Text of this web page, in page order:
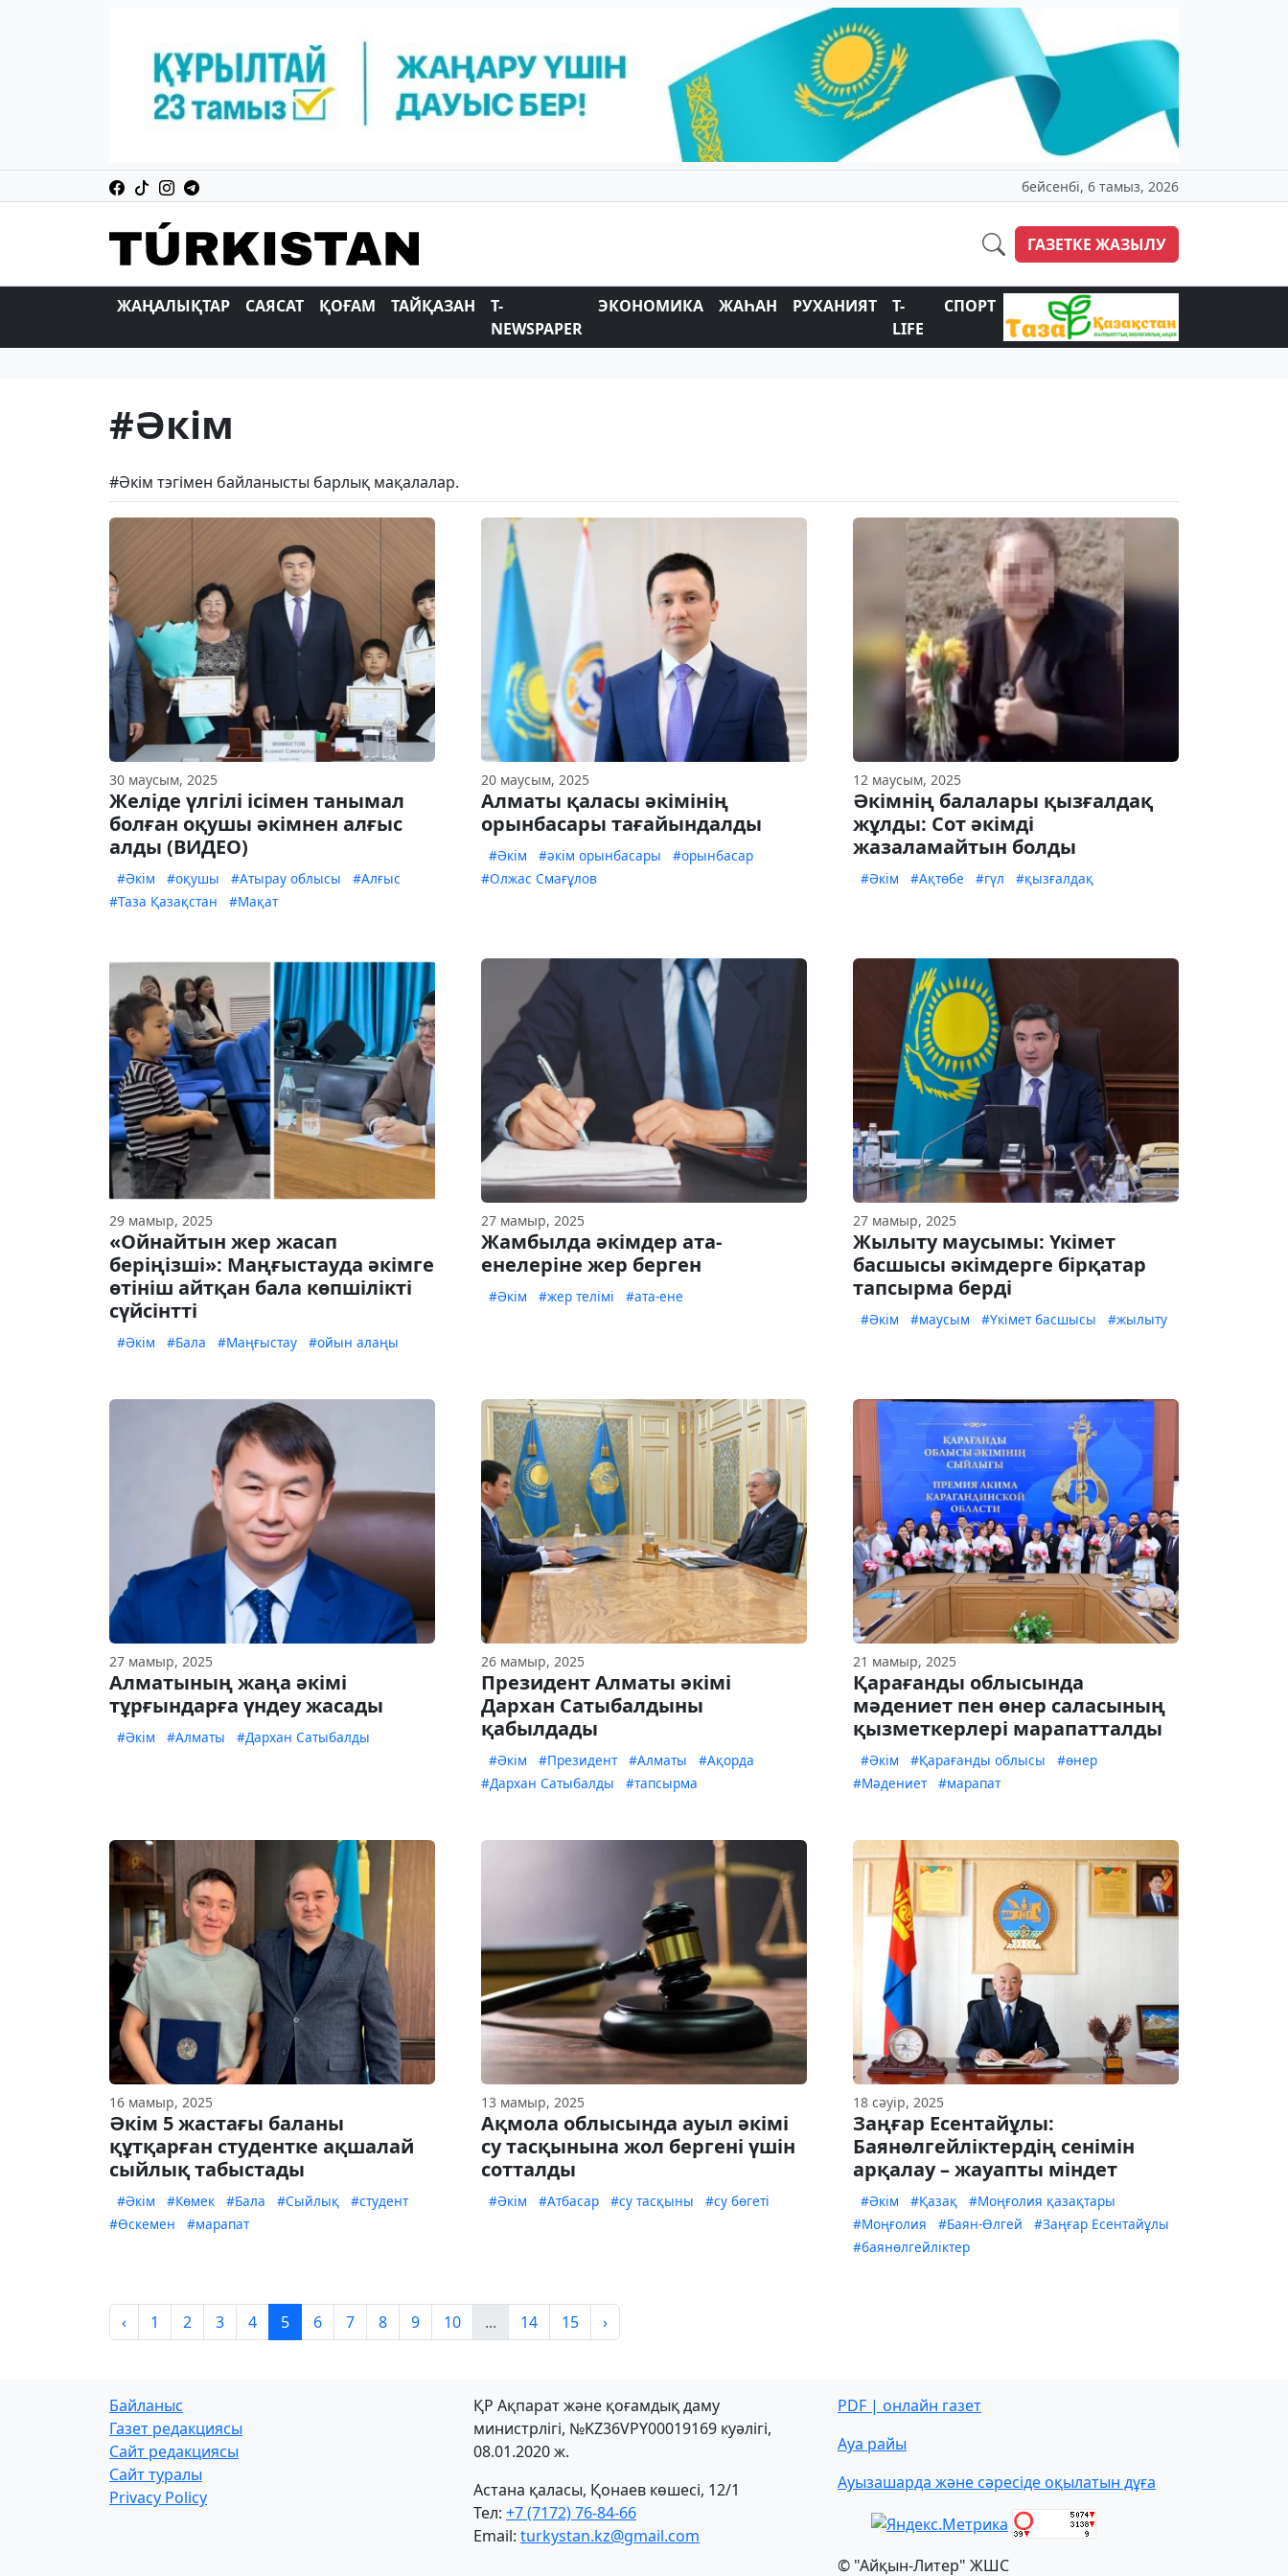
бейсенбі, 6 тамыз, 2026
ГАЗЕТКЕ ЖАЗЫЛУ
ЖАҢАЛЫҚТАР САЯСАТ ҚОҒАМ ТАЙҚАЗАН
T-
NEWSPAPER
ЭКОНОМИКА ЖАҺАН РУХАНИЯТ
T-
LIFE
СПОРТ
#Әкім
#Әкім тэгімен байланысты барлық мақалалар.
30 маусым, 2025
Желіде үлгілі ісімен танымал
болған оқушы әкімнен алғыс
алды (ВИДЕО)
#Әкім #оқушы #Атырау облысы
#Алғыс
#Таза Қазақстан
#Мақат
20 маусым, 2025
Алматы қаласы әкімінің
орынбасары тағайындалды
#Әкім #әкім орынбасары
#орынбасар
#Олжас Смағұлов
12 маусым, 2025
Әкімнің балалары қызғалдақ
жұлды: Сот әкімді
жазаламайтын болды
#Әкім #Ақтөбе #гүл #қызғалдақ
29 мамыр, 2025
«Ойнайтын жер жасап
беріңізші»: Маңғыстауда әкімге
өтініш айтқан бала көпшілікті
сүйсінтті
#Әкім #Бала #Маңғыстау #ойын алаңы
27 мамыр, 2025
Жамбылда әкімдер ата-
енелеріне жер берген
#Әкім #жер телімі #ата-ене
27 мамыр, 2025
Жылыту маусымы: Үкімет
басшысы әкімдерге бірқатар
тапсырма берді
#Әкім #маусым #Үкімет басшысы #жылыту
27 мамыр, 2025
Алматының жаңа әкімі
тұрғындарға үндеу жасады
#Әкім #Алматы #Дархан Сатыбалды
26 мамыр, 2025
Президент Алматы әкімі
Дархан Сатыбалдыны
қабылдады
#Әкім #Президент #Алматы
#Ақорда
#Дархан Сатыбалды
#тапсырма
21 мамыр, 2025
Қарағанды облысында
мәдениет пен өнер саласының
қызметкерлері марапатталды
#Әкім #Қарағанды облысы
#өнер
#Мәдениет
#марапат
16 мамыр, 2025
Әкім 5 жастағы баланы
құтқарған студентке ақшалай
сыйлық табыстады
#Әкім #Көмек #Бала #Сыйлық
#студент
#Өскемен
#марапат
13 мамыр, 2025
Ақмола облысында ауыл әкімі
су тасқынына жол бергені үшін
сотталды
#Әкім #Атбасар #су тасқыны #су бөгеті
18 сәуір, 2025
Заңғар Есентайұлы:
Баянөлгейліктердің сенімін
арқалау – жауапты міндет
#Әкім #Қазақ
#Моңғолия қазақтары
#Моңғолия
#Баян-Өлгей
#Заңғар Есентайұлы
#баянөлгейліктер
‹ 1 2 3 4 5 6 7 8 9 10 ... 14 15 ›
Байланыс
Газет редакциясы
Сайт редакциясы
Сайт туралы
Privacy Policy
ҚР Ақпарат және қоғамдық даму
министрлігі, №KZ36VPY00019169 куәлігі,
08.01.2020 ж.
Астана қаласы, Қонаев көшесі, 12/1
Тел: +7 (7172) 76-84-66
Email: turkystan.kz@gmail.com
PDF | онлайн газет
Ауа райы
Ауызашарда және сәресіде оқылатын дұға
© "Айқын-Литер" ЖШС